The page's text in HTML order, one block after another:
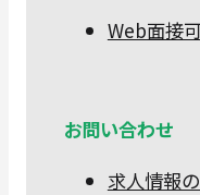
Web面接
お問い合わせ
求人情報